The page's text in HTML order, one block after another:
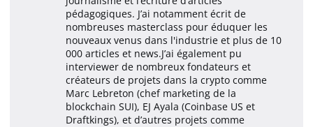
pédagogiques. J’ai notamment écrit de
nombreuses masterclass pour éduquer les
nouveaux venus dans l'industrie et plus de 10
000 articles et news.J’ai également pu
interviewer de nombreux fondateurs et
créateurs de projets dans la crypto comme
Marc Lebreton (chef marketing de la
blockchain SUI), EJ Ayala (Coinbase US et
Draftkings), et d’autres projets comme